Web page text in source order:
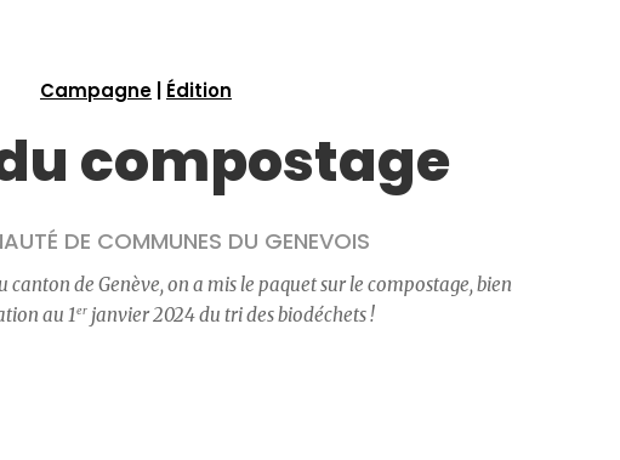
Campagne Édition
compostage
DE COMMUNES DU GENEVOIS
de Genève, on a mis le paquet sur le compostage, bien
au 1er janvier 2024 du tri des biodéchets !